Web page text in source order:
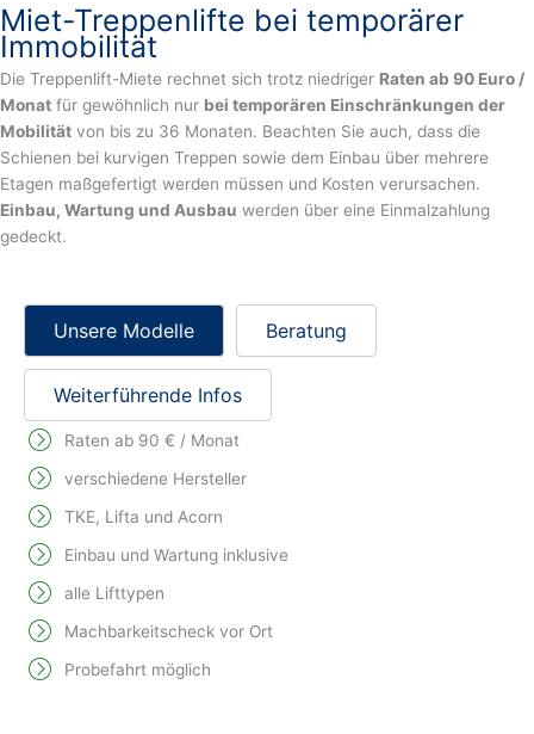
Miet-Treppenlifte bei temporärer
Immobilität
Die Treppenlift-Miete rechnet sich trotz niedriger Raten ab 90 Euro /
Monat für gewöhnlich nur bei temporären Einschränkungen der
Mobilität von bis zu 36 Monaten. Beachten Sie auch, dass die
Schienen bei kurvigen Treppen sowie dem Einbau über mehrere
Etagen maßgefertigt werden müssen und Kosten verursachen.
Einbau, Wartung und Ausbau werden über eine Einmalzahlung
gedeckt.
Unsere Modelle Beratung
Weiterführende Infos
Raten ab 90 € / Monat
verschiedene Hersteller
TKE, Lifta und Acorn
Einbau und Wartung inklusive
alle Lifttypen
Machbarkeitscheck vor Ort
Probefahrt möglich